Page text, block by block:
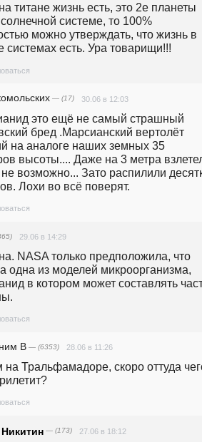
титане жизнь есть, это 2е планеты
системе, то 100%
можно утверждать, что жизнь в
системах есть. Ура товарищи!!!
— (17) 30.06 в 12:03
бред .Марсианский вертолёт
на аналоге наших земных 35
высоты.... Даже на 3 метра
не возможно... Зато распилили
Лохи во всё поверят.
29.06 в 14:29
NASA только предположила, что
одна из моделей микроорганизма,
в котором может составлять
В — (6353) 28.06 в 11:26
на Тральфамадоре, скоро оттуда
— (173) 27.06 в 18:12